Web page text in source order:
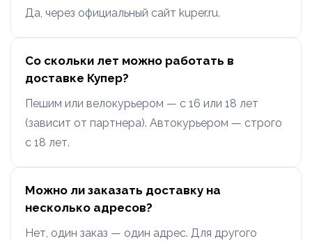
Да, через официальный сайт kuper.ru.
Со скольки лет можно работать в
доставке Купер?
Пешим или велокурьером — с 16 или 18 лет
(зависит от партнера). Автокурьером — строго
с 18 лет.
Можно ли заказать доставку на
несколько адресов?
Нет, один заказ — один адрес. Для другого